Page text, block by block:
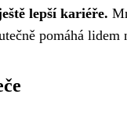
lepší kariéře.
pomáhá